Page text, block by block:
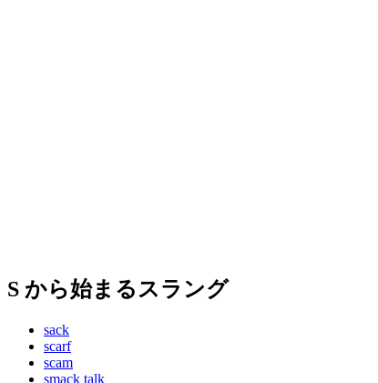
S から始まるスラング
sack
scarf
scam
smack talk